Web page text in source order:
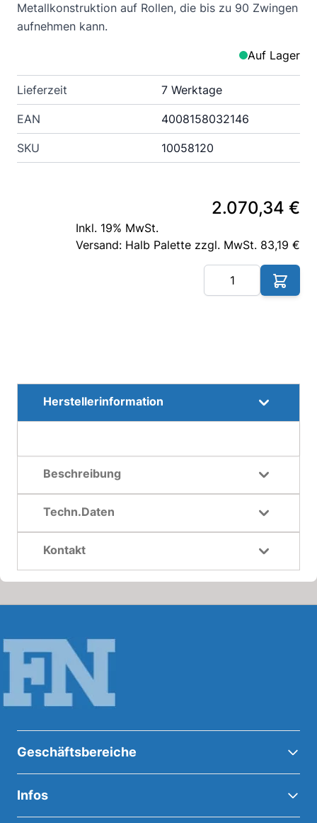
Metallkonstruktion auf Rollen, die bis zu 90 Zwingen
aufnehmen kann.
Auf Lager
Lieferzeit 7 Werktage
EAN 4008158032146
SKU 10058120
2.070,34 €
Inkl. 19% MwSt.
Versand: Halb Palette zzgl. MwSt. 83,19 €
Herstellerinformation
Beschreibung
Techn.Daten
Kontakt
Geschäftsbereiche
Infos